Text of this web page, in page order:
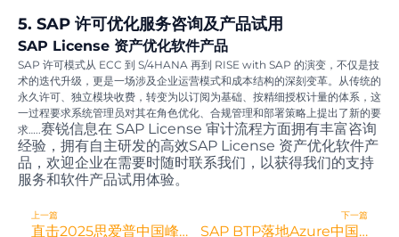
5. SAP 许可优化服务咨询及产品试用
SAP License 资产优化软件产品
SAP 许可模式从 ECC 到 S/4HANA 再到 RISE with SAP 的演变，不仅是技
术的迭代升级，更是一场涉及企业运营模式和成本结构的深刻变革。从传统的
永久许可、独立模块收费，转变为以订阅为基础、按精细授权计量的体系，这
一过程要求系统管理员对其在角色优化、合规管理和部署策略上提出了新的要
求….. 赛锐信息在 SAP License 审计流程方面拥有丰富咨询
经验，拥有自主研发的高效SAP License 资产优化软件产
品，欢迎企业在需要时随时联系我们，以获得我们的支持
服务和软件产品试用体验。
Prev
上一篇
直击2025思爱普中国峰会 – AI 重构商业未来
下一篇
SAP BTP落地Azure中国，助力本土企业“清洁核心”与“智能集成